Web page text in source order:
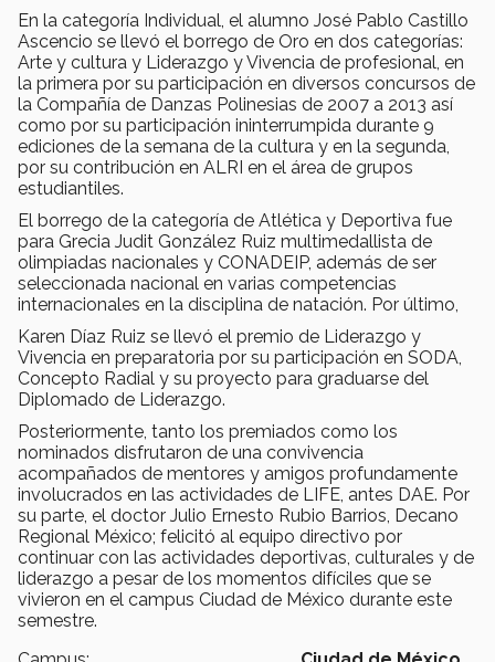
En la categoría Individual, el alumno José Pablo Castillo
Ascencio se llevó el borrego de Oro en dos categorías:
Arte y cultura y Liderazgo y Vivencia de profesional, en
la primera por su participación en diversos concursos de
la Compañía de Danzas Polinesias de 2007 a 2013 así
como por su participación ininterrumpida durante 9
ediciones de la semana de la cultura y en la segunda,
por su contribución en ALRI en el área de grupos
estudiantiles.
El borrego de la categoría de Atlética y Deportiva fue
para Grecia Judit González Ruiz multimedallista de
olimpiadas nacionales y CONADEIP, además de ser
seleccionada nacional en varias competencias
internacionales en la disciplina de natación. Por último,
Karen Díaz Ruiz se llevó el premio de Liderazgo y
Vivencia en preparatoria por su participación en SODA,
Concepto Radial y su proyecto para graduarse del
Diplomado de Liderazgo.
Posteriormente, tanto los premiados como los
nominados disfrutaron de una convivencia
acompañados de mentores y amigos profundamente
involucrados en las actividades de LIFE, antes DAE. Por
su parte, el doctor Julio Ernesto Rubio Barrios, Decano
Regional México; felicitó al equipo directivo por
continuar con las actividades deportivas, culturales y de
liderazgo a pesar de los momentos difíciles que se
vivieron en el campus Ciudad de México durante este
semestre.